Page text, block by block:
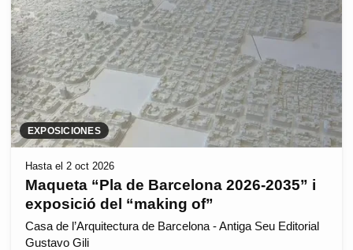
EXPOSICIONES
Hasta el 2 oct 2026
Maqueta “Pla de Barcelona 2026-2035” i
exposició del “making of”
Casa de l’Arquitectura de Barcelona - Antiga Seu Editorial
Gustavo Gili